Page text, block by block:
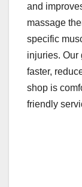
and
massage
specific
injuries. Our
faster,
shop is
friendly